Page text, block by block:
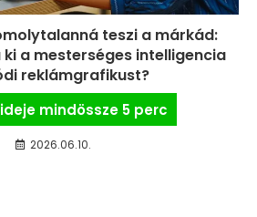
teszi a márkád:
a mesterséges intelligencia
reklámgrafikust?
2026.06.10.